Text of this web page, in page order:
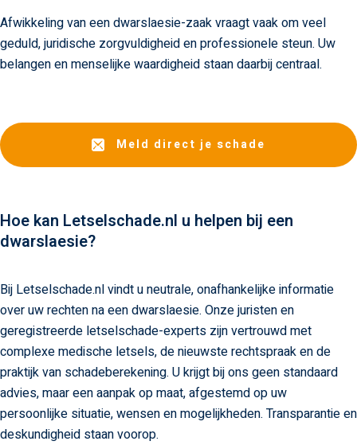
Afwikkeling van een dwarslaesie-zaak vraagt vaak om veel
geduld, juridische zorgvuldigheid en professionele steun. Uw
belangen en menselijke waardigheid staan daarbij centraal.
Meld direct je schade
Hoe kan Letselschade.nl u helpen bij een
dwarslaesie?
Bij Letselschade.nl vindt u neutrale, onafhankelijke informatie
over uw rechten na een dwarslaesie. Onze juristen en
geregistreerde letselschade-experts zijn vertrouwd met
complexe medische letsels, de nieuwste rechtspraak en de
praktijk van schadeberekening. U krijgt bij ons geen standaard
advies, maar een aanpak op maat, afgestemd op uw
persoonlijke situatie, wensen en mogelijkheden. Transparantie en
deskundigheid staan voorop.